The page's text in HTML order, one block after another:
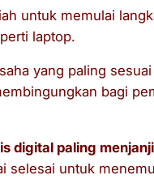
untuk memulai
laptop.
yang paling
bagi
digital paling
selesai untuk